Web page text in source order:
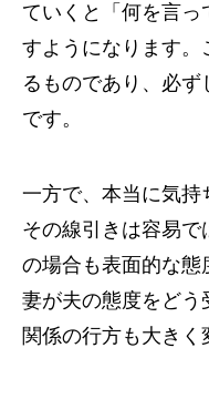
ていくと「何を言
すようになります。
るものであり、必
です。
一方で、本当に気持
その線引きは容易で
の場合も表面的な態
妻が夫の態度をど
関係の行方も大きく